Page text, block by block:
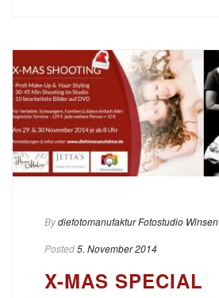
Bydiefotomanufaktur Fotostudio Winsen
Posted5. November 2014
X-MAS SPECIAL